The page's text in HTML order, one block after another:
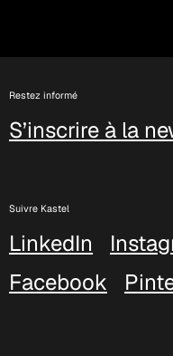
Restez informé
S’inscrire à la
Suivre Kastel
LinkedIn
Facebook